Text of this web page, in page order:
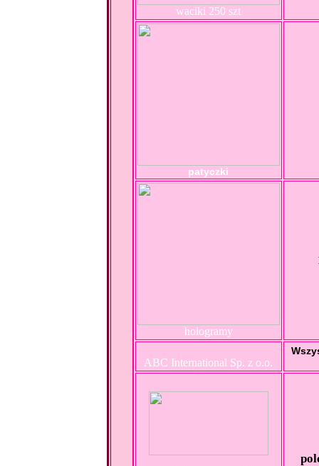
waciki 250 szt
patyczki
hologramy
ABC International Sp. z o.o.